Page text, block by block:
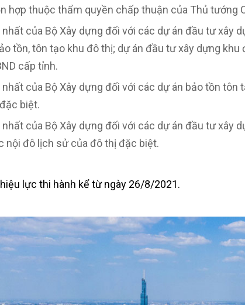
hợp thuộc thẩm quyền chấp thuận của Thủ tướng
của Bộ Xây dựng đối với các dự án đầu tư xây
tồn, tôn tạo khu đô thị; dự án đầu tư xây dựng
cấp tỉnh.
của Bộ Xây dựng đối với các dự án bảo tồn
biệt.
của Bộ Xây dựng đối với các dự án đầu tư xây
nội đô lịch sử của đô thị đặc biệt.
lực thi hành kể từ ngày 26/8/2021.